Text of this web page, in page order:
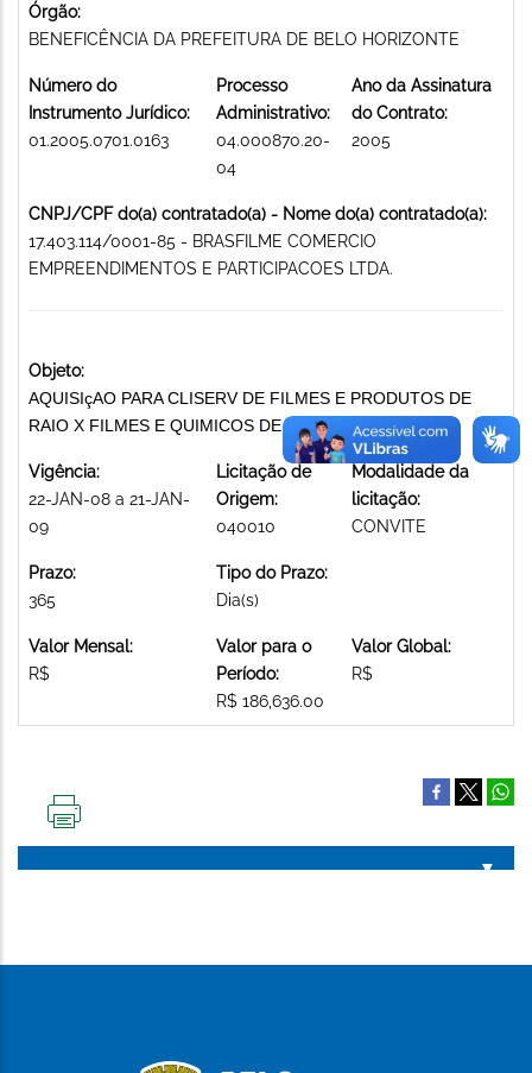
Órgão:
BENEFICÊNCIA DA PREFEITURA DE BELO HORIZONTE
Número do
Instrumento Jurídico:
01.2005.0701.0163
Processo
Administrativo:
04.000870.20-
04
Ano da Assinatura
do Contrato:
2005
CNPJ/CPF do(a) contratado(a) - Nome do(a) contratado(a):
17.403.114/0001-85 - BRASFILME COMERCIO
EMPREENDIMENTOS E PARTICIPACOES LTDA.
Objeto:
AQUISIçAO PARA CLISERV DE FILMES E PRODUTOS DE
RAIO X FILMES E QUIMICOS DE RAIO X
Vigência:
22-JAN-08 a 21-JAN-
09
Licitação de
Origem:
040010
Modalidade da
licitação:
CONVITE
Prazo:
365
Tipo do Prazo:
Dia(s)
Valor Mensal:
R$
Valor para o
Período:
R$ 186,636.00
Valor Global:
R$
PÁGINA